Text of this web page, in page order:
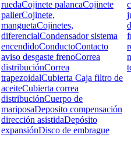
ruedaCojinete palancaCojinete
palierCojinete,
manguetaCojinetes,
diferencialCondensador sistema
encendidoConductoContacto
aviso desgaste frenoCorrea
distribuciónCorrea
trapezoidalCubierta Caja filtro de
aceiteCubierta correa
distribuciónCuerpo de
mariposaDeposito compensación
dirección asistidaDepósito
expansiónDisco de embrague